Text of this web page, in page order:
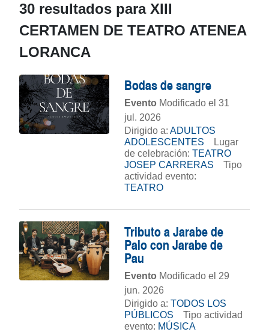
30 resultados para XIII
CERTAMEN DE TEATRO ATENEA
LORANCA
Bodas de sangre
Evento Modificado el 31
jul. 2026
Dirigido a: ADULTOS
ADOLESCENTES
Lugar
de celebración: TEATRO
JOSEP CARRERAS
Tipo
actividad evento:
TEATRO
Tributo a Jarabe de
Palo con Jarabe de
Pau
Evento Modificado el 29
jun. 2026
Dirigido a: TODOS LOS
PÚBLICOS
Tipo actividad
evento: MÚSICA